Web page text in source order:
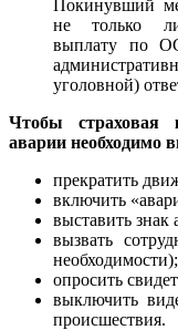
Покинувший
не только
выплату по
уголовной)
Чтобы страховая
аварии необходимо
прекратить
включить
выставить знак
вызвать
необходимости);
опросить
выключить
происшествия.